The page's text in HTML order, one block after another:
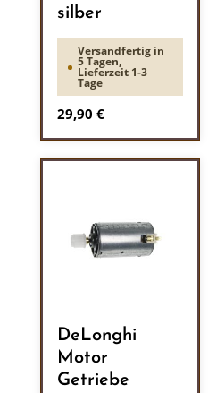
silber
Versandfertig in
5 Tagen,
Lieferzeit 1-3
Tage
Regulärer Preis:
29,90 €
DeLonghi
Motor
Getriebe